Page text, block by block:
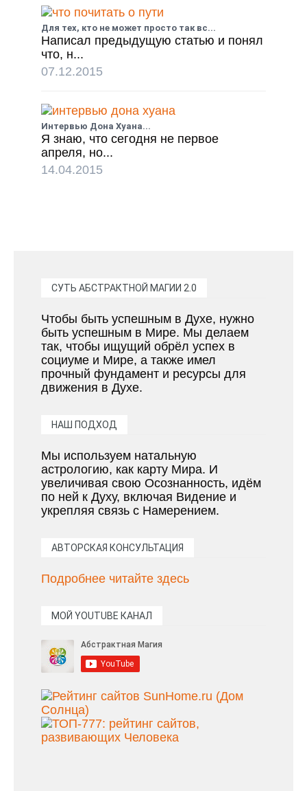
Для тех, кто не может просто так вс...
Написал предыдущую статью и понял
что, н...
07.12.2015
Интервью Дона Хуана...
Я знаю, что сегодня не первое
апреля, но...
14.04.2015
СУТЬ АБСТРАКТНОЙ МАГИИ 2.0
Чтобы быть успешным в Духе, нужно
быть успешным в Мире. Мы делаем
так, чтобы ищущий обрёл успех в
социуме и Мире, а также имел
прочный фундамент и ресурсы для
движения в Духе.
НАШ ПОДХОД
Мы используем натальную
астрологию, как карту Мира. И
увеличивая свою Осознанность, идём
по ней к Духу, включая Видение и
укрепляя связь с Намерением.
АВТОРСКАЯ КОНСУЛЬТАЦИЯ
Подробнее читайте здесь
МОЙ YOUTUBE КАНАЛ